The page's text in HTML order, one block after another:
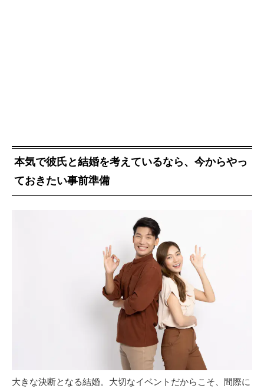
本気で彼氏と結婚を考えているなら、今からやっ
ておきたい事前準備
大きな決断となる結婚。大切なイベントだからこそ、間際に